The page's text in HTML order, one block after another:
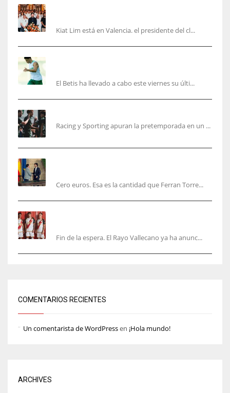
Kiat Lim está en Valencia. el presidente del cl...
El Betis ha llevado a cabo este viernes su últi...
Racing y Sporting apuran la pretemporada en un ...
Cero euros. Esa es la cantidad que Ferran Torre...
Fin de la espera. El Rayo Vallecano ya ha anunc...
COMENTARIOS RECIENTES
Un comentarista de WordPressen ¡Hola mundo!
ARCHIVES